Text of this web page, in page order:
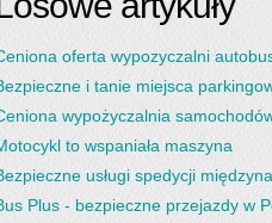
oferta wypozyczalni
i tanie miejsca
wypożyczalnia
to wspaniała maszyna
usługi spedycji
Plus - bezpieczne przejazdy w